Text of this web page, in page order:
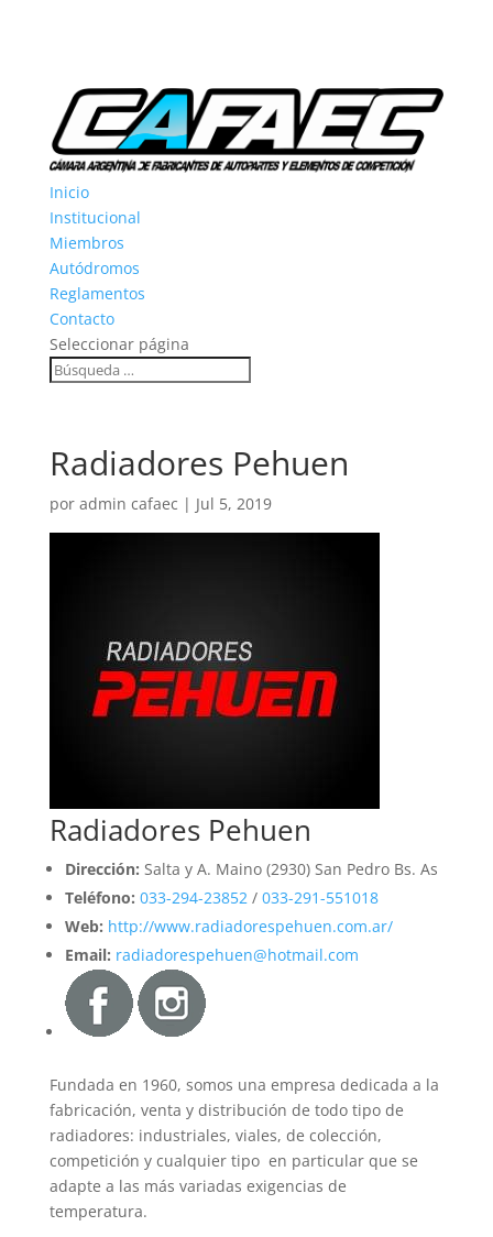
Inicio
Institucional
Miembros
Autódromos
Reglamentos
Contacto
Seleccionar página
Radiadores Pehuen
por admin cafaec | Jul 5, 2019
Radiadores Pehuen
Dirección: Salta y A. Maino (2930) San Pedro Bs. As
Teléfono: 033-294-23852/ 033-291-551018
Web: http://www.radiadorespehuen.com.ar/
Email: radiadorespehuen@hotmail.com
Fundada en 1960, somos una empresa dedicada a la
fabricación, venta y distribución de todo tipo de
radiadores: industriales, viales, de colección,
competición y cualquier tipo en particular que se
adapte a las más variadas exigencias de
temperatura.